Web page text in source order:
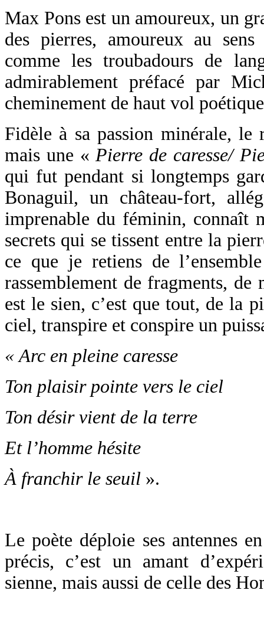
Max Pons est un amoureux, un
des pierres, amoureux au
comme les troubadours de
admirablement préfacé par
cheminement de haut vol
Fidèle à sa passion minérale, le
mais une « Pierre de caresse/
qui fut pendant si longtemps
Bonaguil, un château-fort,
imprenable du féminin, connaît
secrets qui se tissent entre la
ce que je retiens de
rassemblement de fragments,
est le sien, c’est que tout, de la
ciel, transpire et conspire un
« Arc en pleine caresse
Ton plaisir pointe vers le ciel
Ton désir vient de la terre
Et l’homme hésite
À franchir le seuil ».
Le poète déploie ses antennes
précis, c’est un amant
sienne, mais aussi de celle des